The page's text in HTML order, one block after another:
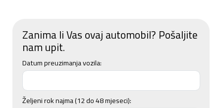
Zanima li Vas ovaj automobil? Pošaljite
nam upit.
Datum preuzimanja vozila:
Željeni rok najma (12 do 48 mjeseci):